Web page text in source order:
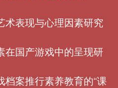
术表现与心理因素研究
在国产游戏中的呈现研
档案推行素养教育的“课